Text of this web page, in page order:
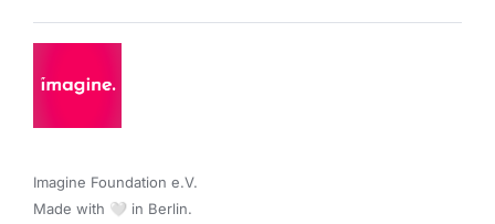
Imagine Foundation e.V.
Made with 🤍 in Berlin.